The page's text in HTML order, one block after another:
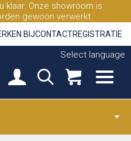
klaar. Onze showroom is
gewoon verwerkt.
BIJCONTACTREGISTRATIE
Select language